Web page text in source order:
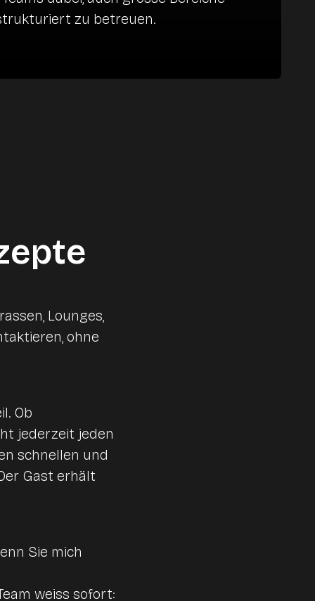
zu betreuen.
Lounges,
ohne
Ob
jederzeit jeden
schnellen und
Gast erhält
Sie mich
weiss sofort: